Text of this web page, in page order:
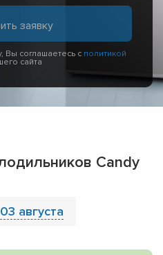
Вы соглашаетесь с политикой
сайта
Candy
03 августа